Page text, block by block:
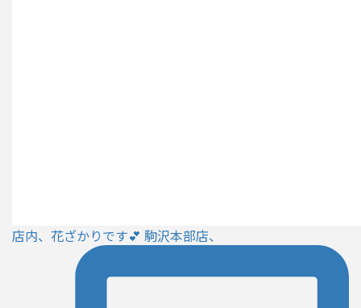
店内、花ざかりです💕 駒沢本部店、